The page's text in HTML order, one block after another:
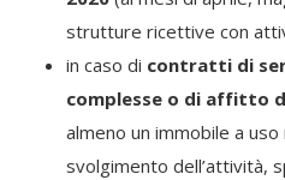
strutture ricettive con
in caso di contratti di
complesse o di affitto
almeno un immobile a
svolgimento dell’attività,